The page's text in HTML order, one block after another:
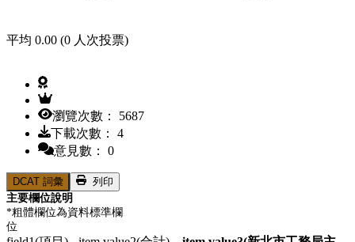
平均 0.00 (0 人次投票)
瀏覽次數： 5687
下載次數： 4
意見數： 0
DCAT 詞彙
列印
主要欄位說明
*粗體欄位為資料標準欄
位